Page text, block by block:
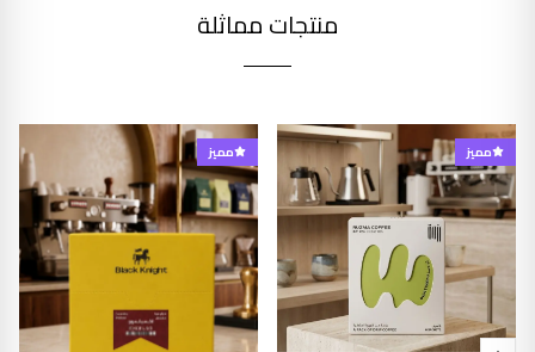
منتجات مماثلة
مميز مميز